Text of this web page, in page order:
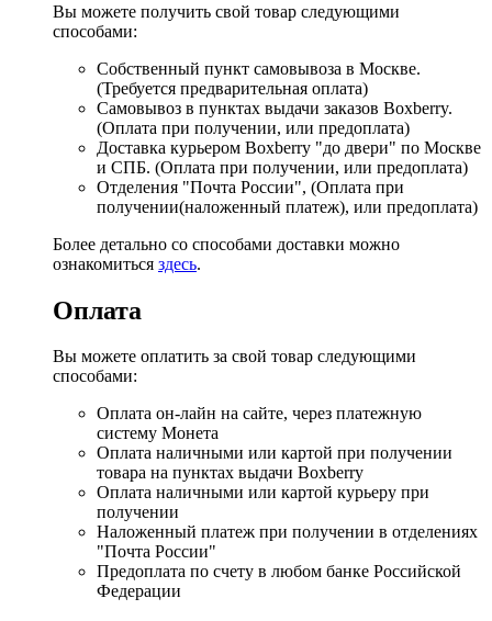
Вы можете получить свой товар следующими
способами:
Собственный пункт самовывоза в Москве.
(Требуется предварительная оплата)
Самовывоз в пунктах выдачи заказов Boxberry.
(Оплата при получении, или предоплата)
Доставка курьером Boxberry "до двери" по Москве
и СПБ. (Оплата при получении, или предоплата)
Отделения "Почта России", (Оплата при
получении(наложенный платеж), или предоплата)
Более детально со способами доставки можно
ознакомиться здесь.
Оплата
Вы можете оплатить за свой товар следующими
способами:
Оплата он-лайн на сайте, через платежную
систему Монета
Оплата наличными или картой при получении
товара на пунктах выдачи Boxberry
Оплата наличными или картой курьеру при
получении
Наложенный платеж при получении в отделениях
"Почта России"
Предоплата по счету в любом банке Российской
Федерации